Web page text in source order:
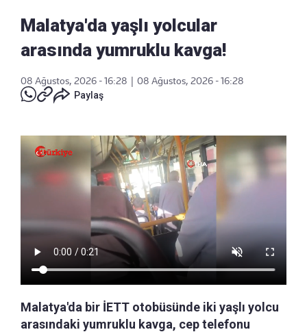
Malatya'da yaşlı yolcular
arasında yumruklu kavga!
08 Ağustos, 2026 - 16:28
08 Ağustos, 2026 - 16:28
Paylaş
Malatya'da bir İETT otobüsünde iki yaşlı yolcu
arasındaki yumruklu kavga, cep telefonu